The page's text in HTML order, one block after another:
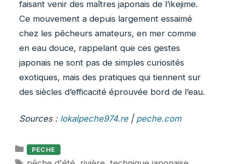
faisant venir des maîtres japonais de l’ikejime.
Ce mouvement a depuis largement essaimé
chez les pêcheurs amateurs, en mer comme
en eau douce, rappelant que ces gestes
japonais ne sont pas de simples curiosités
exotiques, mais des pratiques qui tiennent sur
des siècles d’efficacité éprouvée bord de l’eau.
Sources : lokalpeche974.re| peche.com
Catégories
PECHE
Étiquettes